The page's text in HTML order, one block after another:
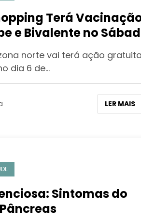
Terá
e Bivalente no
norte vai terá ação gratuita
dia 6 de…
LER MAIS
Sintomas do